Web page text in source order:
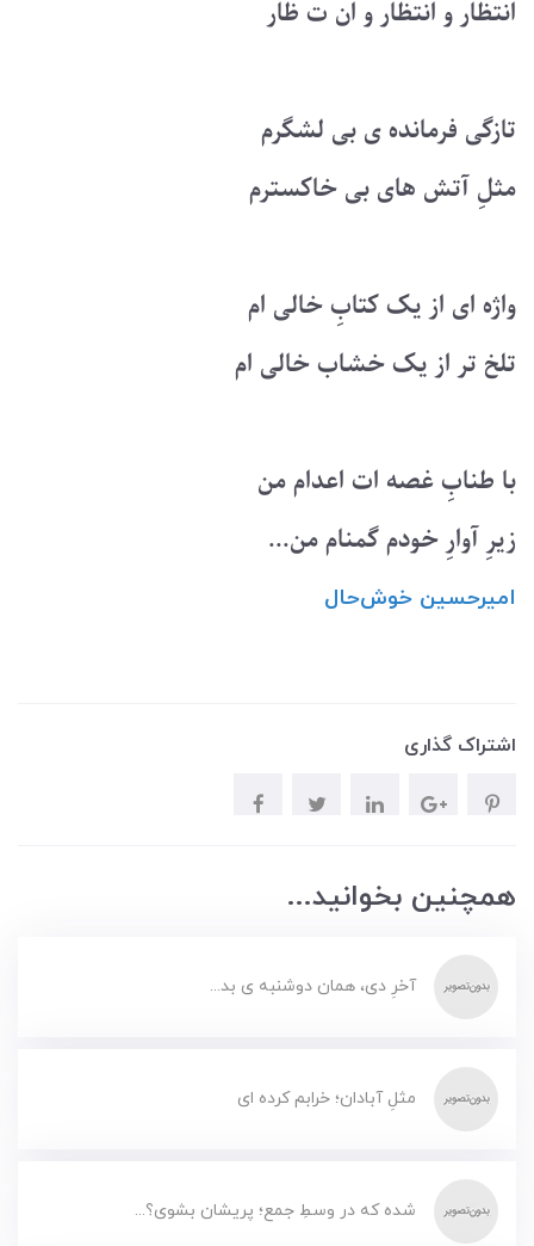
انتظار و انتظار و ان ت ظار
تازگی فرمانده ی بی لشگرم
مثلِ آتش های بی خاکسترم
واژه ای از یک کتابِ خالی ام
تلخ تر از یک خشاب خالی ام
با طنابِ غصه ات اعدام من
زیرِ آوارِ خودم گمنام من...
امیرحسین ‌خوش‌حال
اشتراک گذاری
همچنین بخوانید...
آخرِ دی، همان دوشنبه ی بد...
مثلِ آبادان؛ خرابم کرده ای
شده که در وسطِ جمع؛ پریشان بشوی؟...